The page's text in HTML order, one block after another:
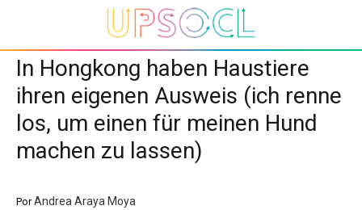
In Hongkong haben Haustiere
ihren eigenen Ausweis (ich renne
los, um einen für meinen Hund
machen zu lassen)
PorAndrea Araya Moya